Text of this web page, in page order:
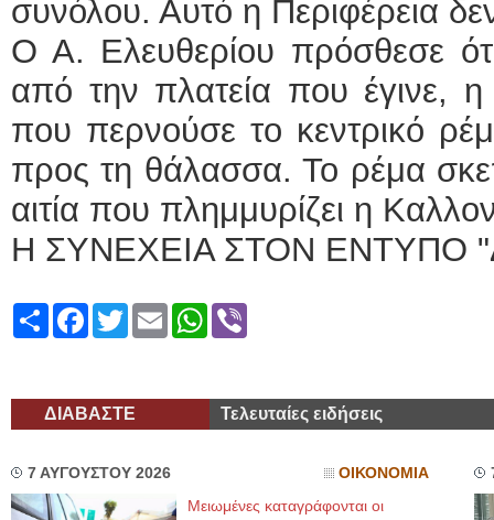
συνόλου. Αυτό η Περιφέρεια
Ο Α. Ελευθερίου πρόσθεσε
από την πλατεία που έγινε,
που περνούσε το κεντρικό
προς τη θάλασσα. Το ρέμα
αιτία που πλημμυρίζει η
Η ΣΥΝΕΧΕΙΑ ΣΤΟΝ ΕΝΤΥΠΟ
ShareFacebook
TwitterEmailWhatsApp
ΔΙΑΒΑΣΤΕ Τελευταίες ειδήσεις
7 ΑΥΓΟΥΣΤΟΥ 2026 ΟΙΚΟΝΟΜΙΑ
Μειωμένες καταγράφονται οι